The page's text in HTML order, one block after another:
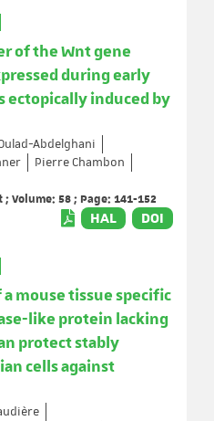
of the Wnt gene
during early
ectopically induced by
Abdelghani
Pierre Chambon
Volume: 58 ; Page: 141-152
HAL DOI
mouse tissue specific
like protein lacking
protect stably
cells against